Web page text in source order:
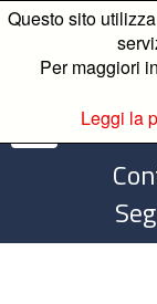
Questo sito
Per maggiori
Leggi la